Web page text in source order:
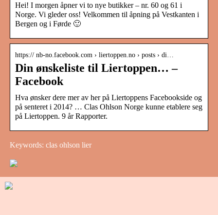
Hei! I morgen åpner vi to nye butikker – nr. 60 og 61 i
Norge. Vi gleder oss! Velkommen til åpning på Vestkanten i
Bergen og i Førde 🙂
https:// nb-no.facebook.com › liertoppen.no › posts › di…
Din ønskeliste til Liertoppen… –
Facebook
Hva ønsker dere mer av her på Liertoppens Facebookside og
på senteret i 2014? … Clas Ohlson Norge kunne etablere seg
på Liertoppen. 9 år Rapporter.
Keywords: clas ohlson lier